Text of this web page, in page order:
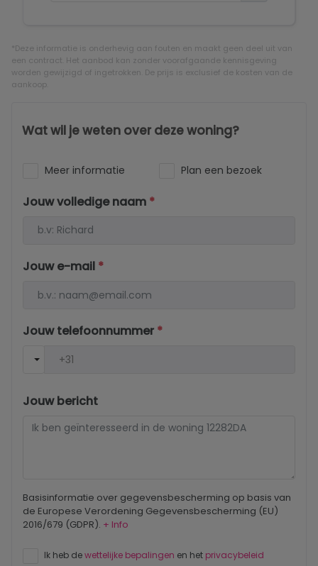
*Deze informatie is onderhevig aan fouten en maakt geen deel uit van
een contract. Het aanbod kan zonder voorafgaande kennisgeving
worden gewijzigd of ingetrokken. De prijs is exclusief de kosten van de
aankoop.
Wat wil je weten over deze woning?
Meer informatie Plan een bezoek
Jouw volledige naam *
Jouw e-mail *
Jouw telefoonnummer *
Jouw bericht
Basisinformatie over gegevensbescherming op basis van
de Europese Verordening Gegevensbescherming (EU)
2016/679 (GDPR). + Info
Ik heb dewettelijke bepalingen en het privacybeleid